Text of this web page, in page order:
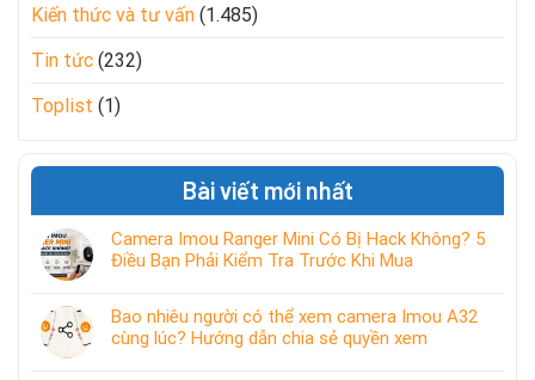
Kiến thức và tư vấn (1.485)
Tin tức (232)
Toplist (1)
Bài viết mới nhất
Camera Imou Ranger Mini Có Bị Hack Không? 5
Điều Bạn Phải Kiểm Tra Trước Khi Mua
Bao nhiêu người có thể xem camera Imou A32
cùng lúc? Hướng dẫn chia sẻ quyền xem